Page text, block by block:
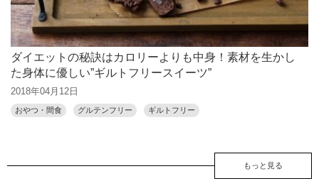
ダイエットの秘訣はカロリーよりも中身！素材を生かし
た身体に優しい”ギルトフリースイーツ”
2018年04月12日
おやつ・間食 グルテンフリー ギルトフリー
もっと見る